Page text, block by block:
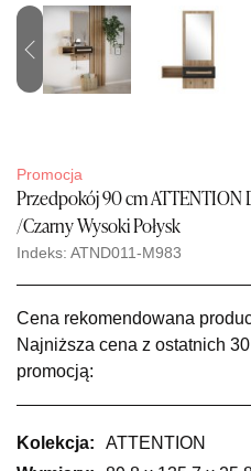
Previous
Promocja
Przedpokój 90 cm ATTENTION
/Czarny Wysoki Połysk
Indeks: ATND011-M983
Cena rekomendowana
Najniższa cena z ostatnich
promocją:
Kolekcja:
ATTENTION